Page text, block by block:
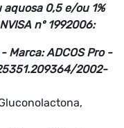
0,5 e/ou 1%
nº 1992006:
ADCOS Pro -
2002-